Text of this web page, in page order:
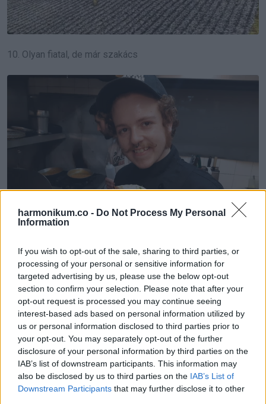
harmonikum.co - Do Not Process My Personal
Information
If you wish to opt-out of the sale, sharing to third parties, or
processing of your personal or sensitive information for
targeted advertising by us, please use the below opt-out
section to confirm your selection. Please note that after your
opt-out request is processed you may continue seeing
interest-based ads based on personal information utilized by
us or personal information disclosed to third parties prior to
your opt-out. You may separately opt-out of the further
disclosure of your personal information by third parties on the
IAB’s list of downstream participants. This information may
also be disclosed by us to third parties on the IAB’s List of
Downstream Participants that may further disclose it to other
10. Olyan fiatal, de már szakács
11. „Anyám a 8. osztályban a 80-as években… egy igazi ikon”